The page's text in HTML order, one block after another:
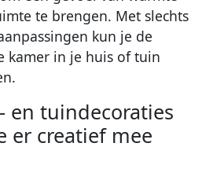
te brengen. Met slechts
kun je de
kamer in je huis of tuin
en tuindecoraties
er creatief mee